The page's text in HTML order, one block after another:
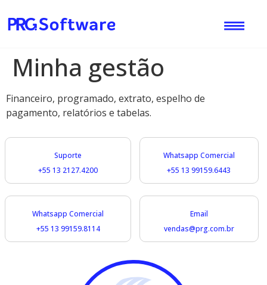
Minha gestão
Financeiro, programado, extrato, espelho de
pagamento, relatórios e tabelas.
Suporte
+55 13 2127.4200
Whatsapp Comercial
+55 13 99159.6443​
Whatsapp Comercial
+55 13 99159.8114
Email
vendas@prg.com.br